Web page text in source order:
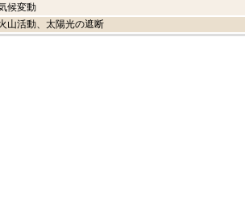
候変動
山活動、太陽光の遮断